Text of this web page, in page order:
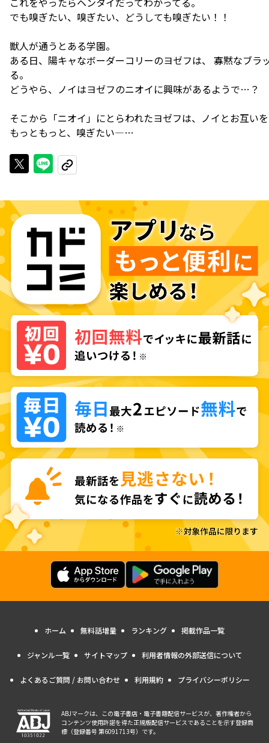
でも嗅ぎたい、嗅ぎたい、どうしても嗅ぎたい！！
獣人が通うとある学園。
ある日、陽キャなボーダーコリーのヨゼフは、 寡黙なブ
る。
どうやら、ノイはヨゼフのニオイに興味があるようで…？
そこから「ニオイ」にとらわれたヨゼフは、ノイとお互い
もっともっと、嗅ぎたい―…
Xで投稿するLINEでシェアする
URLをコピーする
ホーム 無料話増量 ランキング 掲載作品一覧
ジャンル一覧 サイトマップ 利用者情報の外部送信について
よくあるご質問 / お問い合わせ 利用規約 プライバシーポリシー
ABJマークは、この電子書店・電子書籍配信サービスが、著作権者から
コンテンツ使用許諾を得た正規版配信サービスであることを示す登録商
標（登録番号 第6091713号）です。